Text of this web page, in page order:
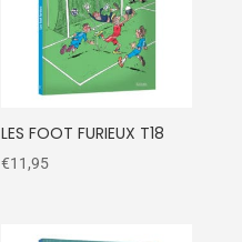
LES FOOT FURIEUX T18
€11,95